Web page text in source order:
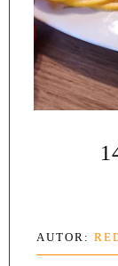
AUTOR: